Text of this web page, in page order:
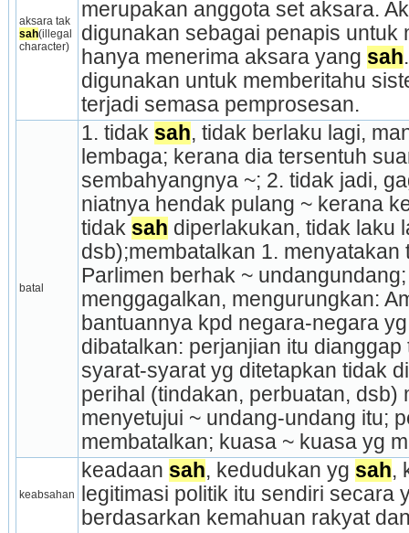
aksara tak
sah(illegal
character)
merupakan anggota set aksara.
digunakan sebagai penapis untuk
hanya menerima aksara yang sah
digunakan untuk memberitahu
terjadi semasa pemprosesan.
batal
1. tidak sah, tidak berlaku lagi,
lembaga; kerana dia tersentuh
sembahyangnya ~; 2. tidak jadi,
niatnya hendak pulang ~ kerana
tidak sah diperlakukan, tidak laku
dsb);membatalkan 1.
Parlimen berhak ~
menggagalkan, mengurungkan:
bantuannya kpd negara-negara
dibatalkan: perjanjian itu
syarat-syarat yg ditetapkan tidak
perihal (tindakan, perbuatan, dsb)
menyetujui ~ undang-undang itu;
membatalkan; kuasa ~ kuasa yg
keabsahan
keadaan sah, kedudukan yg sah,
legitimasi politik itu sendiri secara
berdasarkan kemahuan rakyat